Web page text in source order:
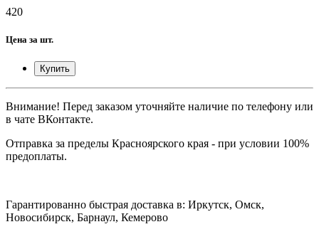
420
Цена за шт.
Купить
Внимание! Перед заказом уточняйте наличие по телефону или
в чате ВКонтакте.
Отправка за пределы Красноярского края - при условии 100%
предоплаты.
Гарантированно быстрая доставка в: Иркутск, Омск,
Новосибирск, Барнаул, Кемерово